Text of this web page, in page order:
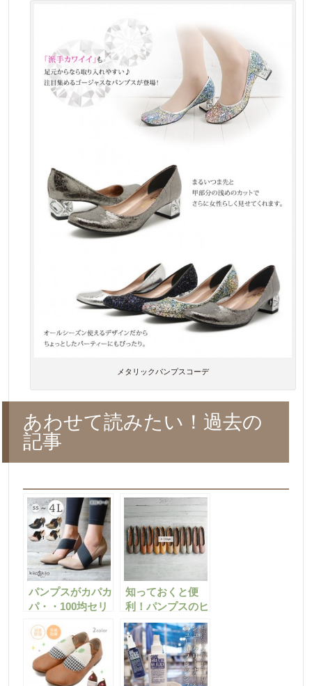
メタリックパンプスコーデ
あわせて読みたい！過去の
記事
パンプスがカパカ
パ・・100均セリ
を使った脱げ防止
策
知っておくと便
利！パンプスのヒ
ールを自分で修理
する方法♪